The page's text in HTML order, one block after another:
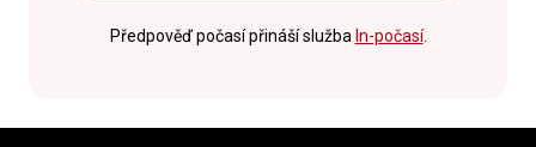
Předpověď počasí přináší služba In-počasí.